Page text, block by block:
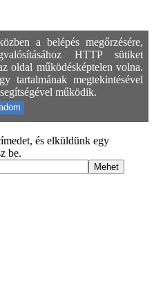
a belépés megőrzésére,
HTTP sütiket
oldal működésképtelen volna.
tartalmának megtekintésével
működik.
és elküldünk egy
be.
Mehet